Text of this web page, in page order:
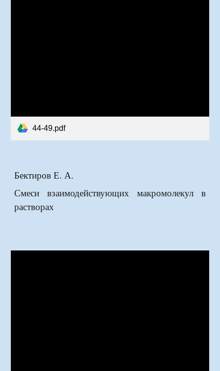
44-49.pdf
Бектиров Е. А.
Смеси взаимодействующих макромолекул в
растворах